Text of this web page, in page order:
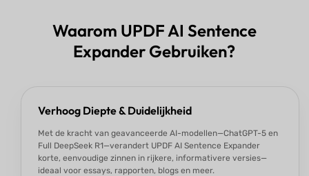
Waarom UPDF AI Sentence
Expander Gebruiken?
Verhoog Diepte & Duidelijkheid
Met de kracht van geavanceerde AI-modellen—ChatGPT-5 en
Full DeepSeek R1—verandert UPDF AI Sentence Expander
korte, eenvoudige zinnen in rijkere, informativere versies—
ideaal voor essays, rapporten, blogs en meer.